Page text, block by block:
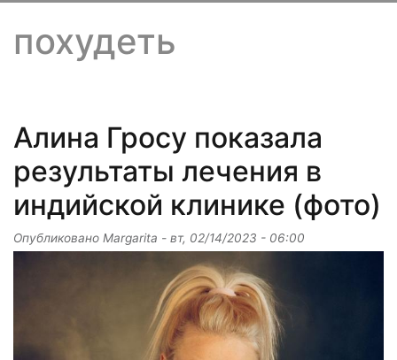
похудеть
Алина Гросу показала
результаты лечения в
индийской клинике (фото)
Опубликовано Margarita - вт, 02/14/2023 - 06:00